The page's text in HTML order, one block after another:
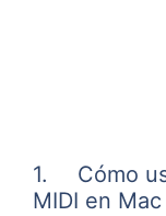
1. Cómo
MIDI en Mac